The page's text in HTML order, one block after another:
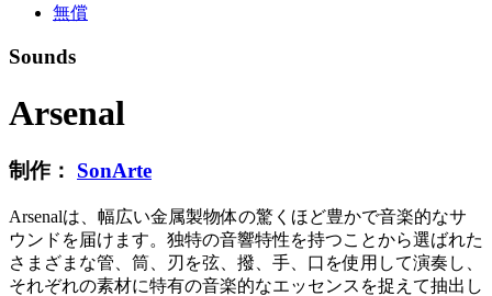
無償
Sounds
Arsenal
制作： SonArte
Arsenalは、幅広い金属製物体の驚くほど豊かで音楽的なサ
ウンドを届けます。独特の音響特性を持つことから選ばれた
さまざまな管、筒、刃を弦、撥、手、口を使用して演奏し、
それぞれの素材に特有の音楽的なエッセンスを捉えて抽出し